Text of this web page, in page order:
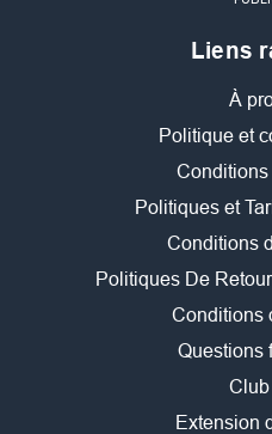
Liens
À
Politique et
Politiques et
Conditions
Politiques De
Conditions
Questions
Club
Extension